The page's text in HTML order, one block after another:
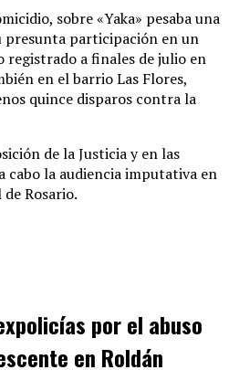
sobre «Yaka» pesaba una
presunta participación en un
registrado a finales de julio en
en el barrio Las Flores,
quince disparos contra la
de la Justicia y en las
cabo la audiencia imputativa en
Rosario.
por el abuso
en Roldán